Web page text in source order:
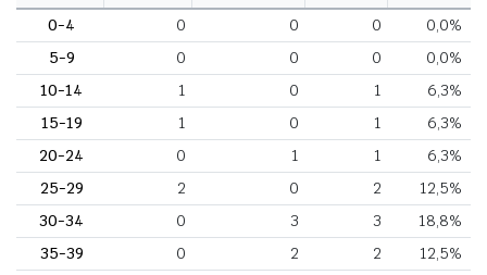
0-4
0 0 0
0,0%
5-9
0 0 0
0,0%
10-14
1 0 1
6,3%
15-19
1 0 1
6,3%
20-24
0 1 1
6,3%
25-29
2 0 2
12,5%
30-34
0 3 3
18,8%
35-39
0 2 2
12,5%